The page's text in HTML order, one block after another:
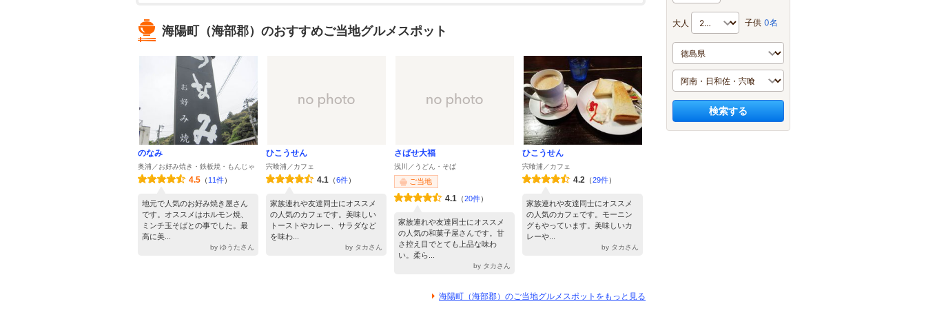
海陽町（海部郡）のおすすめご当地グルメスポット
のなみ
奥浦／お好み焼き・鉄板焼・もんじゃ
4.5 （ 11件）
地元で人気のお好み焼き屋さん
です。オススメはホルモン焼、
ミンチ玉そばとの事でした。最
高に美...
by ゆうたさん
ひこうせん
宍喰浦／カフェ
4.1 （6件）
家族連れや友達同士にオススメ
の人気のカフェです。美味しい
トーストやカレー、サラダなど
を味わ...
by タカさん
さばせ大福
浅川／うどん・そば
ご当地
4.1 （20件）
家族連れや友達同士にオススメ
の人気の和菓子屋さんです。甘
さ控え目でとても上品な味わ
い。柔ら...
by タカさん
ひこうせん
宍喰浦／カフェ
4.2 （29件）
家族連れや友達同士にオススメ
の人気のカフェです。モーニン
グもやっています。美味しいカ
レーや...
by タカさん
海陽町（海部郡）のご当地グルメスポットをもっと見る
大人 子供 0名
検索する